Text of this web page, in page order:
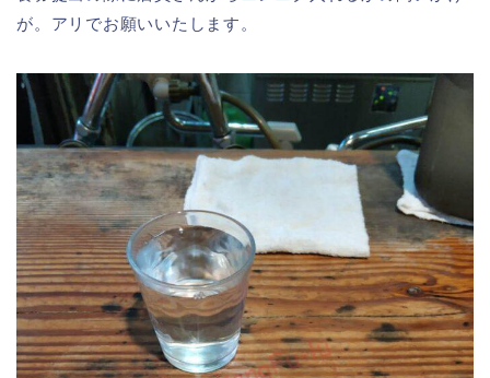
が。アリでお願いいたします。